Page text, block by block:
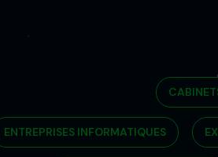
ENTREPRISES INFORMATIQUES